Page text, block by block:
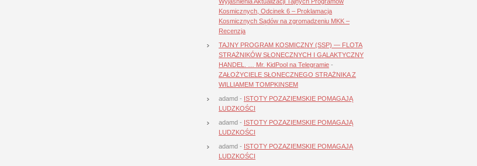
Kosmicznych, Odcinek 6 – Proklamacja
Kosmicznych Sądów na zgromadzeniu MKK –
Recenzja
TAJNY PROGRAM KOSMICZNY (SSP) — FLOTA
STRAŻNIKÓW SŁONECZNYCH I GALAKTYCZNY
HANDEL. … Mr. KidPool na Telegramie -
ZAŁOŻYCIELE SŁONECZNEGO STRAŻNIKA Z
WILLIAMEM TOMPKINSEM
adamd - ISTOTY POZAZIEMSKIE POMAGAJĄ
LUDZKOŚCI
adamd - ISTOTY POZAZIEMSKIE POMAGAJĄ
LUDZKOŚCI
adamd - ISTOTY POZAZIEMSKIE POMAGAJĄ
LUDZKOŚCI